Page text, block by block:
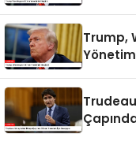
Trump,